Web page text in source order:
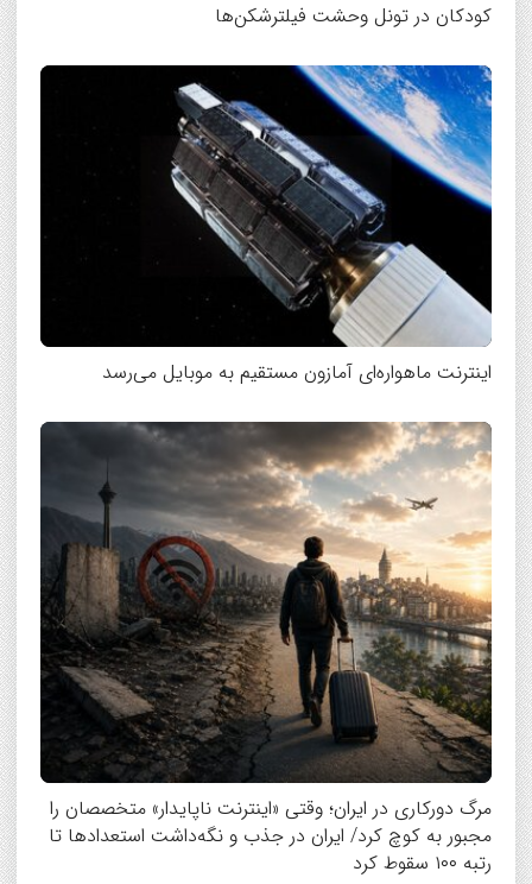
کودکان در تونل وحشت فیلترشکن‌ها
اینترنت ماهواره‌ای آمازون مستقیم به موبایل می‌رسد
مرگ دورکاری در ایران؛ وقتی «اینترنت ناپایدار» متخصصان را
مجبور به کوچ کرد/ ایران در جذب و نگه‌داشت استعدادها تا
رتبه ۱۰۰ سقوط کرد